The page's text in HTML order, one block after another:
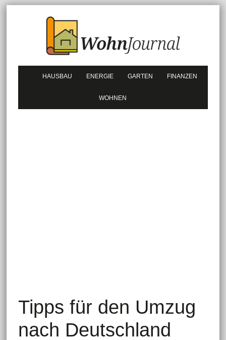
HAUSBAU ENERGIE GARTEN FINANZEN
WOHNEN
Tipps für den Umzug
nach Deutschland